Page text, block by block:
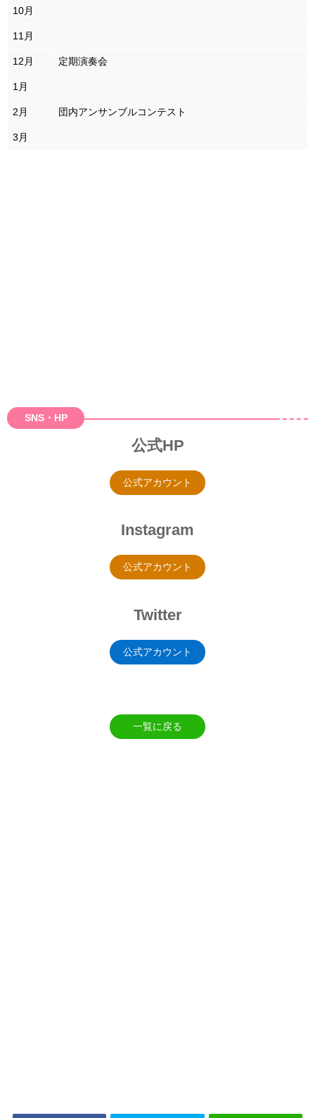
10月
11月
12月 定期演奏会
1月
2月 団内アンサンブルコンテスト
3月
SNS・HP
公式HP
公式アカウント
Instagram
公式アカウント
Twitter
公式アカウント
一覧に戻る